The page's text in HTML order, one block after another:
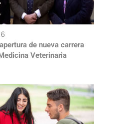
de nueva carrera
Veterinaria